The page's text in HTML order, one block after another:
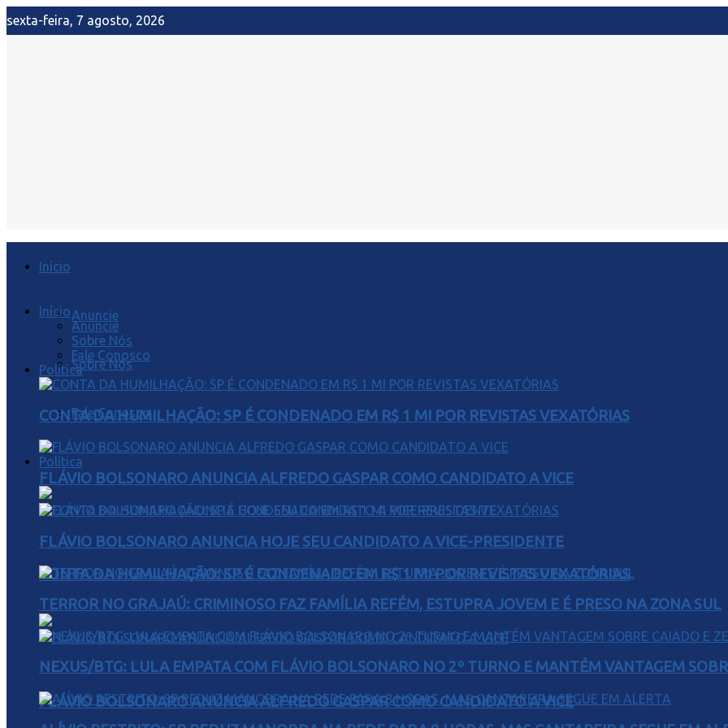
sexta-feira, 7 agosto, 2026
Início
Anuncie
Sobre Nós
Fale Conosco
Política
CONTA DA HUMILHAÇÃO: SP É CONDENADO EM R$ 1 MI POR REVISTAS VEXATÓRIAS
FLÁVIO BOLSONARO ANUNCIA ALFREDO GASPAR COMO CANDIDATO A VICE
Início
Anuncie
Sobre Nós
Fale Conosco
Política
CONTA DA HUMILHAÇÃO: SP É CONDENADO EM R$ 1 MI POR REVISTAS VEXATÓRIAS
FLÁVIO BOLSONARO ANUNCIA ALFREDO GASPAR COMO CANDIDATO A VICE
FLÁVIO BOLSONARO ANUNCIA HOJE SEU CANDIDATO A VICE-PRESIDENTE
TERROR NO GRAJAÚ: CRIMINOSO FAZ FAMÍLIA REFÉM, ESTUPRA JOVEM E É PRESO NA ZONA SUL
NEXUS/BTG: LULA EMPATA COM FLÁVIO BOLSONARO NO 2º TURNO E MANTÉM VANTAGEM